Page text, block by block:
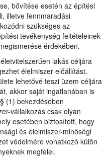
bővítése esetén az építési
illetve fennmaradási
szükséges az
tevékenység feltételeinek
érdekében.
lakás céljára
élelmiszer előállítást.
lehetővé teszi üzem céljára
akkor saját ingatlanában is
(1) bekezdésében
vállalkozás csak olyan
esetében biztosított, hogy
és élelmiszer-minőségi
védelmére vonatkozó külön
megfelel.